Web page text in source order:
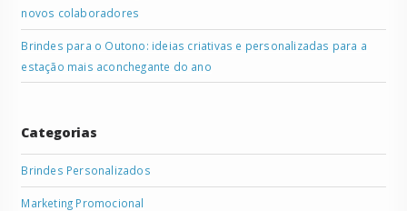
novos colaboradores
Brindes para o Outono: ideias criativas e personalizadas para a
estação mais aconchegante do ano
Categorias
Brindes Personalizados
Marketing Promocional